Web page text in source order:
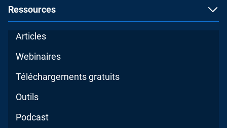
Ressources
Articles
Webinaires
Téléchargements gratuits
Outils
Podcast